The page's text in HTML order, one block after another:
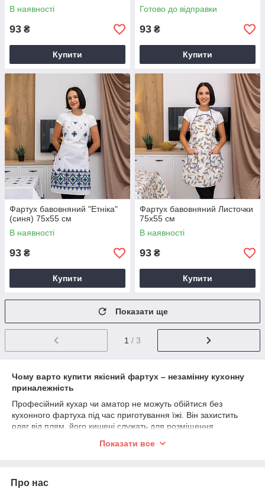
В наявності
93 ₴
Купити
Готово до відправки
93 ₴
Купити
Фартух бавовняний "Етніка"
(синя) 75х55 см
В наявності
93 ₴
Купити
Фартух бавовняний Листочки
75х55 см
В наявності
93 ₴
Купити
Показати ще
1 / 3
Чому варто купити якісний фартух – незамінну кухонну
приналежність
Професійний кухар чи аматор не можуть обійтися без
кухонного фартуха під час приготування їжі. Він захистить
одяг від плям, його кишені служать для розміщення
Практичний та красивий фартух на кухню жіночий та
Показати все
Про нас